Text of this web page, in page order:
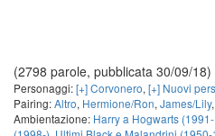
(2798 parole, pubblicata 30/09/18)
Personaggi:[+] Corvonero, [+] Nuovi
Pairing:Altro, Hermione/Ron, James/Lily,
Ambientazione: Harry a Hogwarts